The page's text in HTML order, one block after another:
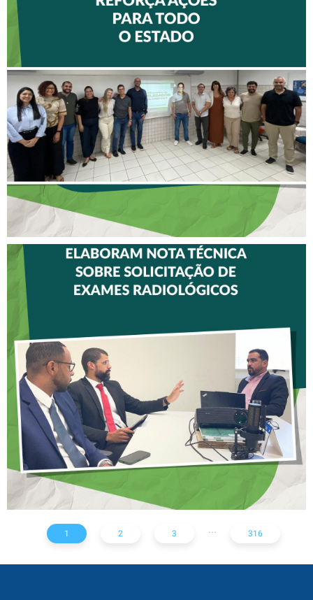
DELEGADOS REFORÇA
AÇÕES PARA TODO O
ESTADO
INICIAM ELABORAÇÃO DE
NOTA TÉCNICA SOBRE
SOLICITAÇÃO DE EXAMES
RADIOLÓGICOS
1 2 3 ... 316